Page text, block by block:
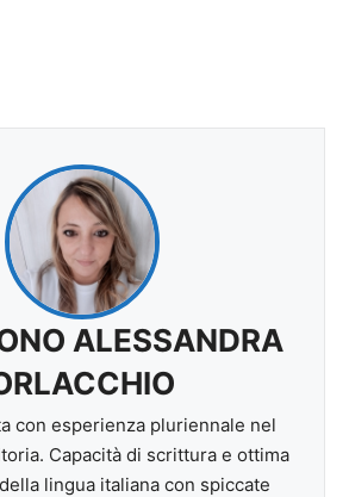
ALESSANDRA
con esperienza pluriennale nel
Capacità di scrittura e ottima
lingua italiana con spiccate